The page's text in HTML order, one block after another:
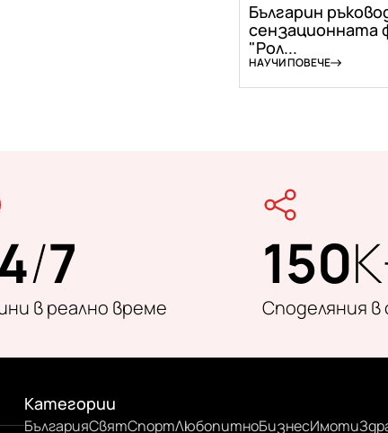
Българин
сензационната
"Рол...
НАУЧИ ПОВЕЧЕ
/7
в реално време
150
Споделяния
Категории
БългарияСвятСпортЛюбопитноБизнесИмоти